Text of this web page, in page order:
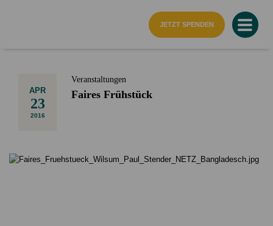
JETZT SPENDEN
APR
23
2016
Veranstaltungen
Faires Frühstück